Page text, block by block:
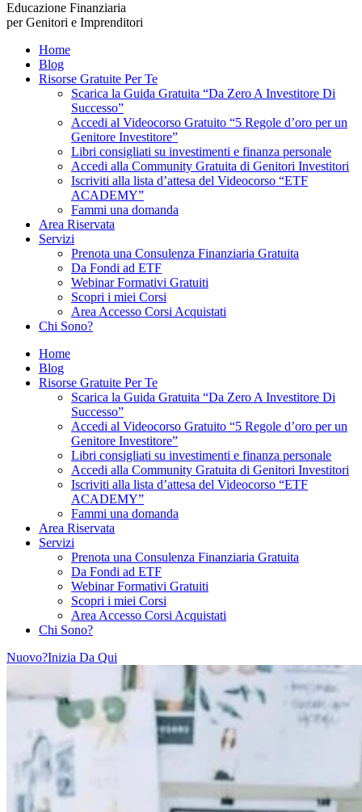
Educazione Finanziaria
per Genitori e Imprenditori
Home
Blog
Risorse Gratuite Per Te
Scarica la Guida Gratuita “Da Zero A Investitore Di
Successo”
Accedi al Videocorso Gratuito “5 Regole d’oro per un
Genitore Investitore”
Libri consigliati su investimenti e finanza personale
Accedi alla Community Gratuita di Genitori Investitori
Iscriviti alla lista d’attesa del Videocorso “ETF
ACADEMY”
Fammi una domanda
Area Riservata
Servizi
Prenota una Consulenza Finanziaria Gratuita
Da Fondi ad ETF
Webinar Formativi Gratuiti
Scopri i miei Corsi
Area Accesso Corsi Acquistati
Chi Sono?
Home
Blog
Risorse Gratuite Per Te
Scarica la Guida Gratuita “Da Zero A Investitore Di
Successo”
Accedi al Videocorso Gratuito “5 Regole d’oro per un
Genitore Investitore”
Libri consigliati su investimenti e finanza personale
Accedi alla Community Gratuita di Genitori Investitori
Iscriviti alla lista d’attesa del Videocorso “ETF
ACADEMY”
Fammi una domanda
Area Riservata
Servizi
Prenota una Consulenza Finanziaria Gratuita
Da Fondi ad ETF
Webinar Formativi Gratuiti
Scopri i miei Corsi
Area Accesso Corsi Acquistati
Chi Sono?
Nuovo?Inizia Da Qui